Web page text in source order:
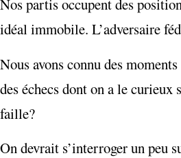
Nos partis occupent des
idéal immobile. L’adversaire
Nous avons connu des
des échecs dont on a le
faille?
On devrait s’interroger un peu